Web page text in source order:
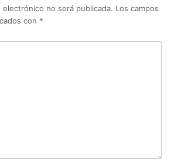
no será publicada. Los campos
con *